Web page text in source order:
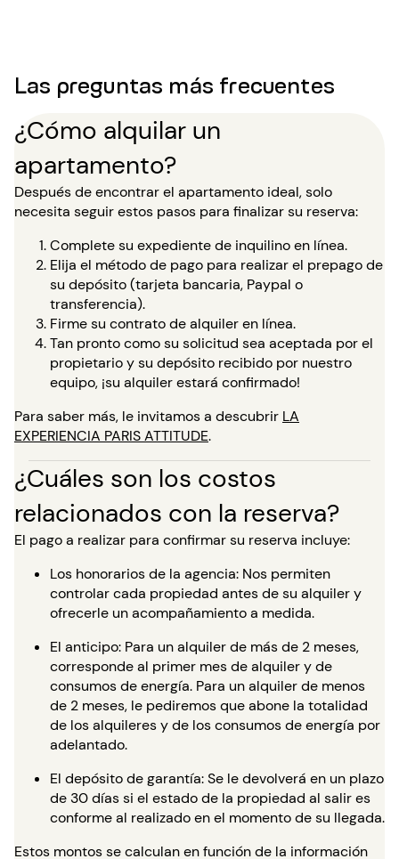
Las preguntas más frecuentes
¿Cómo alquilar un
apartamento?
Después de encontrar el apartamento ideal, solo
necesita seguir estos pasos para finalizar su reserva:
Complete su expediente de inquilino en línea.
Elija el método de pago para realizar el prepago de
su depósito (tarjeta bancaria, Paypal o
transferencia).
Firme su contrato de alquiler en línea.
Tan pronto como su solicitud sea aceptada por el
propietario y su depósito recibido por nuestro
equipo, ¡su alquiler estará confirmado!
Para saber más, le invitamos a descubrir LA
EXPERIENCIA PARIS ATTITUDE.
¿Cuáles son los costos
relacionados con la reserva?
El pago a realizar para confirmar su reserva incluye:
Los honorarios de la agencia: Nos permiten
controlar cada propiedad antes de su alquiler y
ofrecerle un acompañamiento a medida.
El anticipo: Para un alquiler de más de 2 meses,
corresponde al primer mes de alquiler y de
consumos de energía. Para un alquiler de menos
de 2 meses, le pediremos que abone la totalidad
de los alquileres y de los consumos de energía por
adelantado.
El depósito de garantía: Se le devolverá en un plazo
de 30 días si el estado de la propiedad al salir es
conforme al realizado en el momento de su llegada.
Estos montos se calculan en función de la información